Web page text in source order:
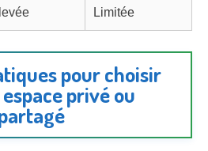
Limitée
pour choisir
privé ou